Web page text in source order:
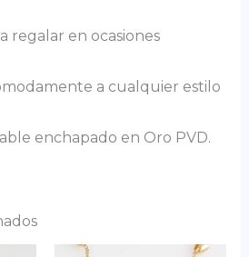
regalar en ocasiones
a cualquier estilo
enchapado en Oro PVD.